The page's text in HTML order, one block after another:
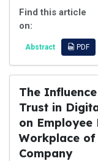
Find this article
on:
Abstract PDF
The
Trust in
on Employee
Workplace
Company